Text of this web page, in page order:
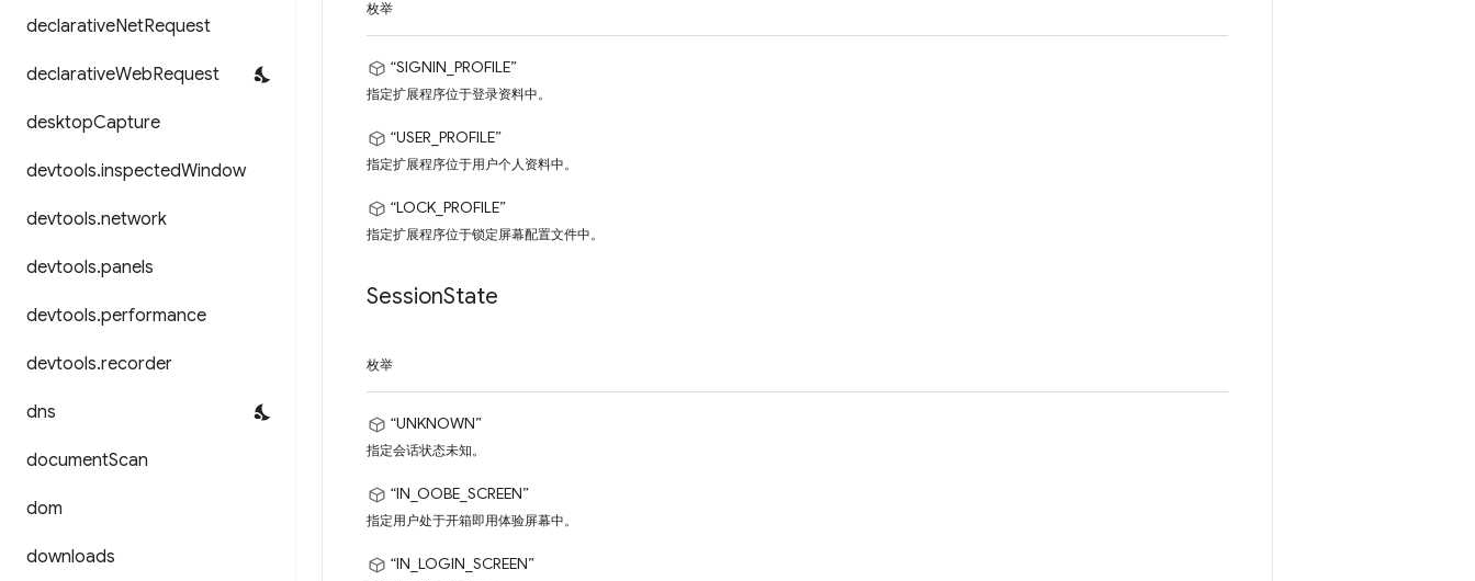
declarativeNetRequest
declarativeWebRequest
desktopCapture
devtools.inspectedWindow
devtools.network
devtools.panels
devtools.performance
devtools.recorder
dns
documentScan
dom
downloads
枚举
“SIGNIN_PROFILE”
指定扩展程序位于登录资料中。
“USER_PROFILE”
指定扩展程序位于用户个人资料中。
“LOCK_PROFILE”
指定扩展程序位于锁定屏幕配置文件中。
SessionState
枚举
“UNKNOWN”
指定会话状态未知。
“IN_OOBE_SCREEN”
指定用户处于开箱即用体验屏幕中。
“IN_LOGIN_SCREEN”